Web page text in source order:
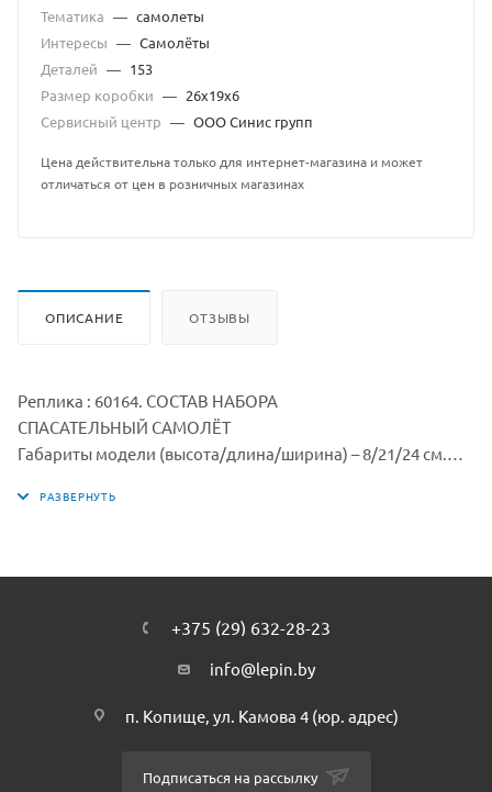
Тематика — самолеты
Интересы — Самолёты
Деталей — 153
Размер коробки — 26х19х6
Сервисный центр — ООО Синис групп
Цена действительна только для интернет-магазина и может
отличаться от цен в розничных магазинах
ОПИСАНИЕ ОТЗЫВЫ
Реплика : 60164. СОСТАВ НАБОРА
СПАСАТЕЛЬНЫЙ САМОЛЁТ
Габариты модели (высота/длина/ширина) – 8/21/24 см.
Чтобы попасть внутрь кабины пилота, деталь эту
крыльях. Так же к крыльям крепятся вращающиеся
открывается сзади путём откидывания дверцы, которая
отсека достаточно места для спасательного водного
+375 (29) 632-28-23
info@lepin.by
п. Копище, ул. Камова 4 (юр. адрес)
Подписаться на рассылку